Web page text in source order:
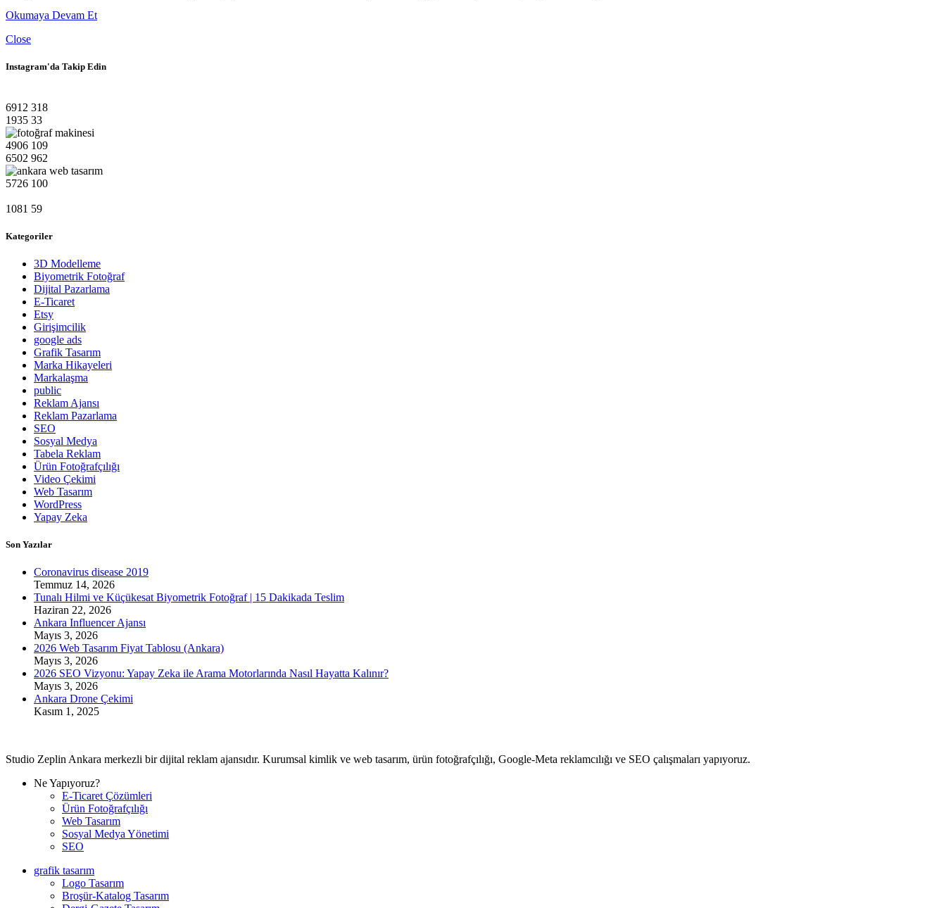
Okumaya Devam Et
Close
Instagram'da Takip Edin
6912 318
1935 33
4906 109
6502 962
5726 100
1081 59
Kategoriler
3D Modelleme
Biyometrik Fotoğraf
Dijital Pazarlama
E-Ticaret
Etsy
Girişimcilik
google ads
Grafik Tasarım
Marka Hikayeleri
Markalaşma
public
Reklam Ajansı
Reklam Pazarlama
SEO
Sosyal Medya
Tabela Reklam
Ürün Fotoğrafçılığı
Video Çekimi
Web Tasarım
WordPress
Yapay Zeka
Son Yazılar
Coronavirus disease 2019
Temmuz 14, 2026
Tunalı Hilmi ve Küçükesat Biyometrik Fotoğraf | 15 Dakikada Teslim
Haziran 22, 2026
Ankara Influencer Ajansı
Mayıs 3, 2026
2026 Web Tasarım Fiyat Tablosu (Ankara)
Mayıs 3, 2026
2026 SEO Vizyonu: Yapay Zeka ile Arama Motorlarında Nasıl Hayatta Kalınır?
Mayıs 3, 2026
Ankara Drone Çekimi
Kasım 1, 2025
Studio Zeplin Ankara merkezli bir dijital reklam ajansıdır. Kurumsal kimlik ve web tasarım, ürün fotoğrafçılığı, Google-Meta reklamcılığı ve SEO çalışmaları yapıyoruz.
Ne Yapıyoruz?
E-Ticaret Çözümleri
Ürün Fotoğrafçılığı
Web Tasarım
Sosyal Medya Yönetimi
SEO
grafik tasarım
Logo Tasarım
Broşür-Katalog Tasarım